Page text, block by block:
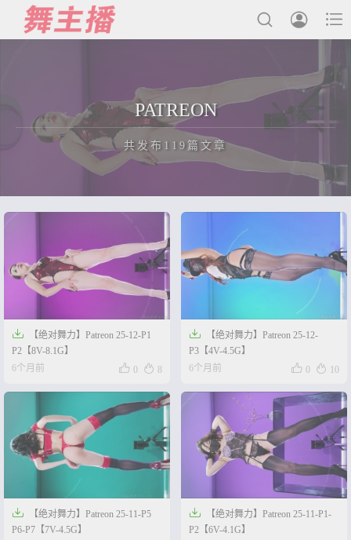



国内主播
用户中心
会员登陆
PATREON
共发布119篇文章
正在为您加载新内容

【绝对舞力】Patreon 25-12-P1
P2【8V-8.1G】
6个月前
 0  8

【绝对舞力】Patreon 25-12-
P3【4V-4.5G】
6个月前
 0  10

【绝对舞力】Patreon 25-11-P5
P6-P7【7V-4.5G】

【绝对舞力】Patreon 25-11-P1-
P2【6V-4.1G】